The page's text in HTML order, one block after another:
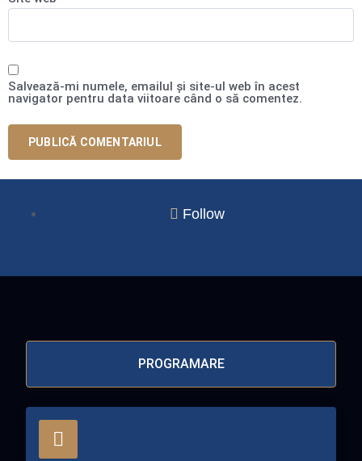
Salvează-mi numele, emailul și site-ul web în acest
navigator pentru data viitoare când o să comentez.
Follow
PROGRAMARE